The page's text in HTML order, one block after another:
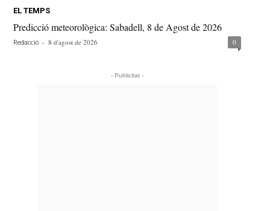
EL TEMPS
Predicció meteorològica: Sabadell, 8 de Agost de 2026
Redacció - 8 d'agost de 2026 0
- Publicitat -